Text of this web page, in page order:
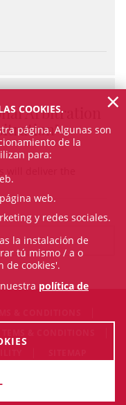
Arbitration
Col·legi de
COOKIES.
página. Algunas son
de la
para:
web.
y redes sociales.
la instalación de
tú mismo / a o
de cookies'.
política de
×